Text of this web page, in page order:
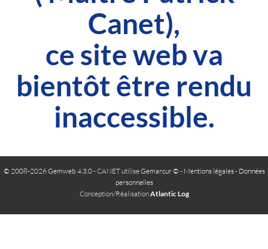
Canet),
ce site web va
bientôt être rendu
inaccessible.
© 2008-2026 Gemweb 4.3.0- CANET utiliseGemarcur © - Mentions légales- Données
personnelles
Conception/RéalisationAtlantic Log